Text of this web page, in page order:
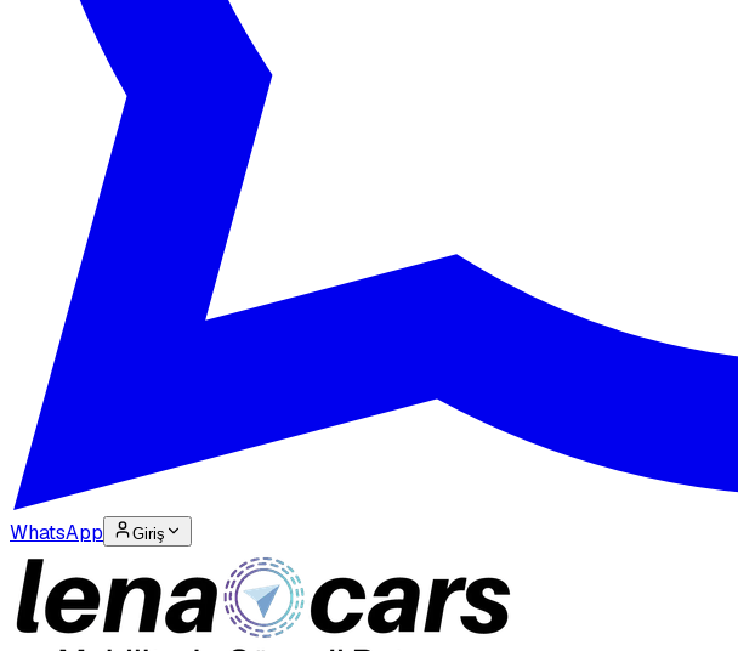
WhatsApp Giriş